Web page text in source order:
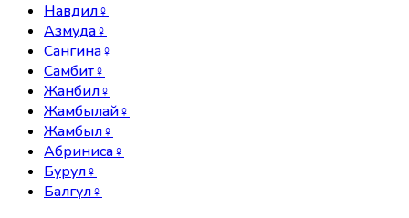
Навдил♀
Азмуда♀
Сангина♀
Самбит♀
Жанбил♀
Жамбылай♀
Жамбыл♀
Абриниса♀
Бурул♀
Балгүл♀